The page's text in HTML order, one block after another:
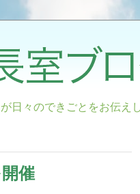
日々のできごとをお伝え
催